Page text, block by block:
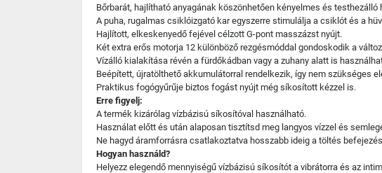
Bőrbarát, hajlítható anyagának köszönhetően kényelmes és testhezálló
A puha, rugalmas csiklóizgató kar egyszerre stimulálja a csiklót és a
Hajlított, elkeskenyedő fejével célzott G-pont masszázst nyújt.
Két extra erős motorja 12 különböző rezgésmóddal gondoskodik a
Vízálló kialakítása révén a fürdőkádban vagy a zuhany alatt is
Beépített, újratölthető akkumulátorral rendelkezik, így nem szükséges
Praktikus fogógyűrűje biztos fogást nyújt még síkosított kézzel is.
Erre figyelj:
A termék kizárólag vízbázisú síkosítóval használható.
Használat előtt és után alaposan tisztítsd meg langyos vízzel és
Ne hagyd áramforrásra csatlakoztatva hosszabb ideig a töltés
Hogyan használd?
Helyezz elegendő mennyiségű vízbázisú síkosítót a vibrátorra és az